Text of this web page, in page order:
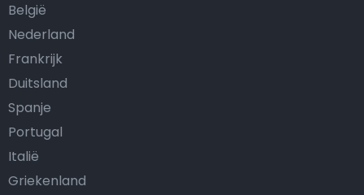
België
Nederland
Frankrijk
Duitsland
Spanje
Portugal
Italië
Griekenland